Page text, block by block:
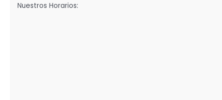
Nuestros Horarios: